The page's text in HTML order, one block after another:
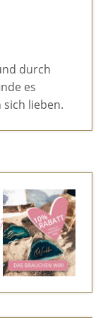
durch
es
lieben.